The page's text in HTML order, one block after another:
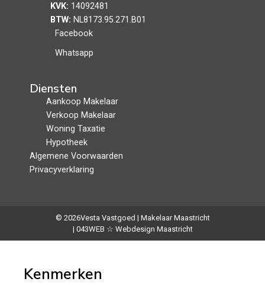
KVK: 14092481
BTW: NL8173.95.271.B01
Facebook
Whatsapp
Diensten
Aankoop Makelaar
Verkoop Makelaar
Woning Taxatie
Hypotheek
Algemene Voorwaarden
Privacyverklaring
© 2026Vesta Vastgoed | Makelaar Maastricht
| 043WEB ☆ Webdesign Maastricht
Kenmerken